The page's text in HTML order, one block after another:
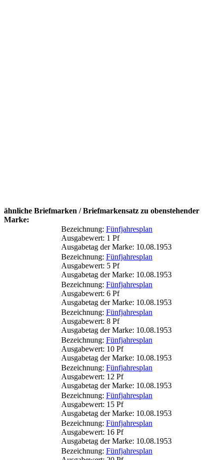
ähnliche Briefmarken / Briefmarkensatz zu obenstehender
Marke:
Bezeichnung: Fünfjahresplan
Ausgabewert: 1 Pf
Ausgabetag der Marke: 10.08.1953
Bezeichnung: Fünfjahresplan
Ausgabewert: 5 Pf
Ausgabetag der Marke: 10.08.1953
Bezeichnung: Fünfjahresplan
Ausgabewert: 6 Pf
Ausgabetag der Marke: 10.08.1953
Bezeichnung: Fünfjahresplan
Ausgabewert: 8 Pf
Ausgabetag der Marke: 10.08.1953
Bezeichnung: Fünfjahresplan
Ausgabewert: 10 Pf
Ausgabetag der Marke: 10.08.1953
Bezeichnung: Fünfjahresplan
Ausgabewert: 12 Pf
Ausgabetag der Marke: 10.08.1953
Bezeichnung: Fünfjahresplan
Ausgabewert: 15 Pf
Ausgabetag der Marke: 10.08.1953
Bezeichnung: Fünfjahresplan
Ausgabewert: 16 Pf
Ausgabetag der Marke: 10.08.1953
Bezeichnung: Fünfjahresplan